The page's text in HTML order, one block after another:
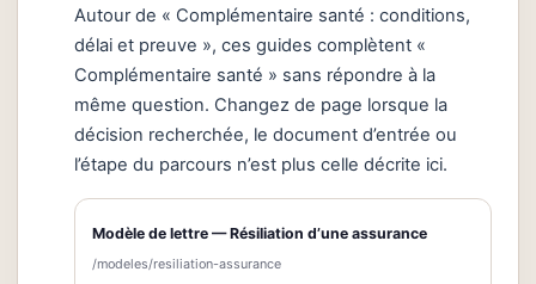
Autour de « Complémentaire santé : conditions,
délai et preuve », ces guides complètent «
Complémentaire santé » sans répondre à la
même question. Changez de page lorsque la
décision recherchée, le document d’entrée ou
l’étape du parcours n’est plus celle décrite ici.
Modèle de lettre — Résiliation d’une assurance
/modeles/resiliation-assurance